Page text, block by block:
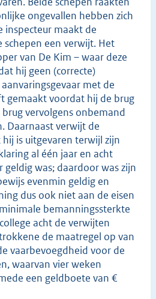
ongevallen hebben zich
inspecteur maakt de
schepen een verwijt. Het
van De Kim – waar deze
hij geen (correcte)
met de
gemaakt voordat hij de brug
vervolgens onbemand
Daarnaast verwijt de
is uitgevaren terwijl zijn
al één jaar en acht
was; daardoor was zijn
evenmin geldig en
dus ook niet aan de eisen
bemanningssterkte
acht de verwijten
de maatregel op van
vaarbevoegdheid voor de
waarvan vier weken
een geldboete van €